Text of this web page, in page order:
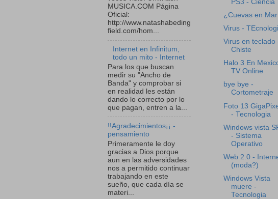
MUSICA.COM Página
Oficial:
http://www.natashabeding
field.com/hom...
Internet en Infinitum,
todo un mito - Internet
Para los que buscan
medir su "Ancho de
Banda" y comprobar si
en realidad les están
dando lo correcto por lo
que pagan, entren a la...
!!Agradecimientos¡¡ -
pensamiento
Primeramente le doy
gracias a Dios porque
aun en las adversidades
nos a permitido continuar
trabajando en este
sueño, que cada día se
materi...
PS3 - Ciencia
¿Cuevas en
Virus -
Virus en teclado
Chiste
Halo 3 En
TV Online
bye bye -
Cortometraje
Foto 13
- Tecnologia
Windows vista
- Sistema
Operativo
Web 2.0 -
(moda?)
Windows Vista
muere -
Tecnologia